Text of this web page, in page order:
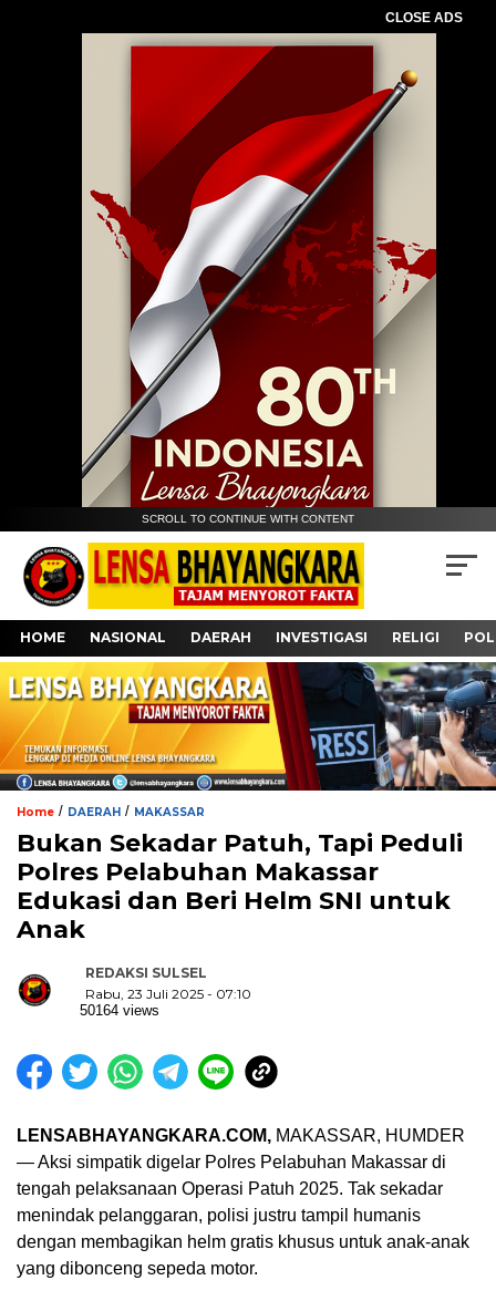
CLOSE ADS
SCROLL TO CONTINUE WITH CONTENT
HOME NASIONAL DAERAH INVESTIGASI RELIGI
Home / DAERAH / MAKASSAR
Bukan Sekadar Patuh, Tapi Peduli
Polres Pelabuhan Makassar
Edukasi dan Beri Helm SNI untuk
Anak
REDAKSI SULSEL
Rabu, 23 Juli 2025 - 07:10
50164 views
LENSABHAYANGKARA.COM, MAKASSAR, HUMDER
— Aksi simpatik digelar Polres Pelabuhan Makassar di
tengah pelaksanaan Operasi Patuh 2025. Tak sekadar
menindak pelanggaran, polisi justru tampil humanis
dengan membagikan helm gratis khusus untuk anak-anak
yang dibonceng sepeda motor.